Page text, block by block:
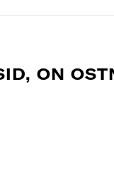
ON